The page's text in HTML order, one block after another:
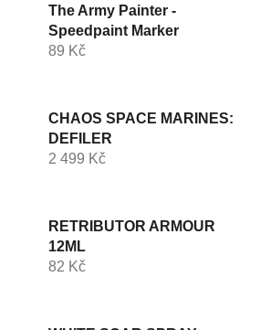
The Army Painter -
Speedpaint Marker
89 Kč
CHAOS SPACE MARINES:
DEFILER
2 499 Kč
RETRIBUTOR ARMOUR
12ML
82 Kč